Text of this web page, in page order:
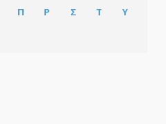
Π Ρ Σ Τ Υ